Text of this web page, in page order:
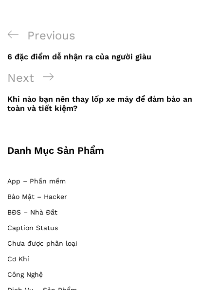
hướng
bài
viết
Previous
Post
Previous
6 đặc điểm dễ nhận ra của người giàu
Next
Post
Next
Khi nào bạn nên thay lốp xe máy để đảm bảo an
toàn và tiết kiệm?
Danh Mục Sản Phẩm
App – Phần mềm
Bảo Mật – Hacker
BĐS – Nhà Đất
Caption Status
Chưa được phân loại
Cơ Khí
Công Nghệ